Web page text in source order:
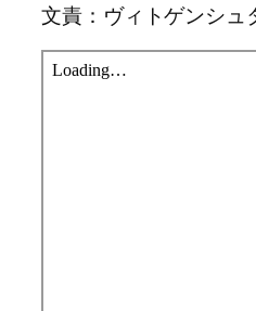
文責：ヴィトゲンシュ